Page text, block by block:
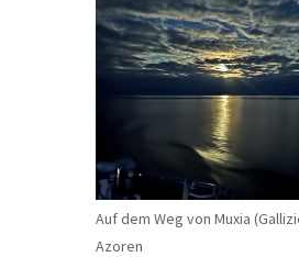
Auf dem Weg von Muxia
Azoren